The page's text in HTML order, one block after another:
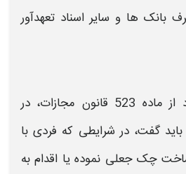
بانک ها و سایر اسناد‌ تعهدآور
ماده 523 قانون مجازات، در
باید گفت، در شرایطی که فردی با
چک جعلی نموده یا اقدام به